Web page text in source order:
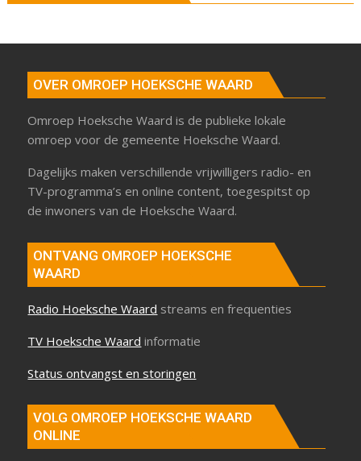
OVER OMROEP HOEKSCHE WAARD
Omroep Hoeksche Waard is de publieke lokale
omroep voor de gemeente Hoeksche Waard.
Dagelijks maken verschillende vrijwilligers radio- en
TV-programma’s en online content, toegespitst op
de inwoners van de Hoeksche Waard.
ONTVANG OMROEP HOEKSCHE
WAARD
Radio Hoeksche Waard streams en frequenties
TV Hoeksche Waard informatie
Status ontvangst en storingen
VOLG OMROEP HOEKSCHE WAARD
ONLINE